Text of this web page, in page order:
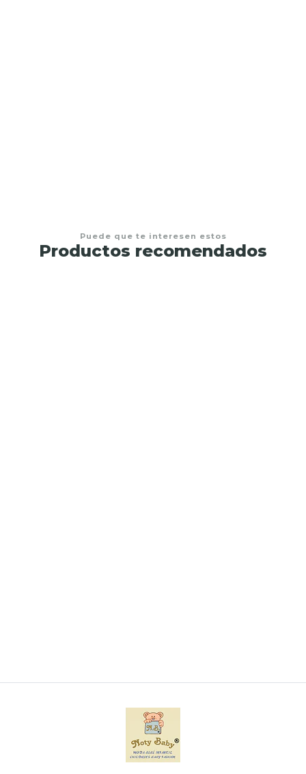
Puede que te interesen estos
Productos recomendados